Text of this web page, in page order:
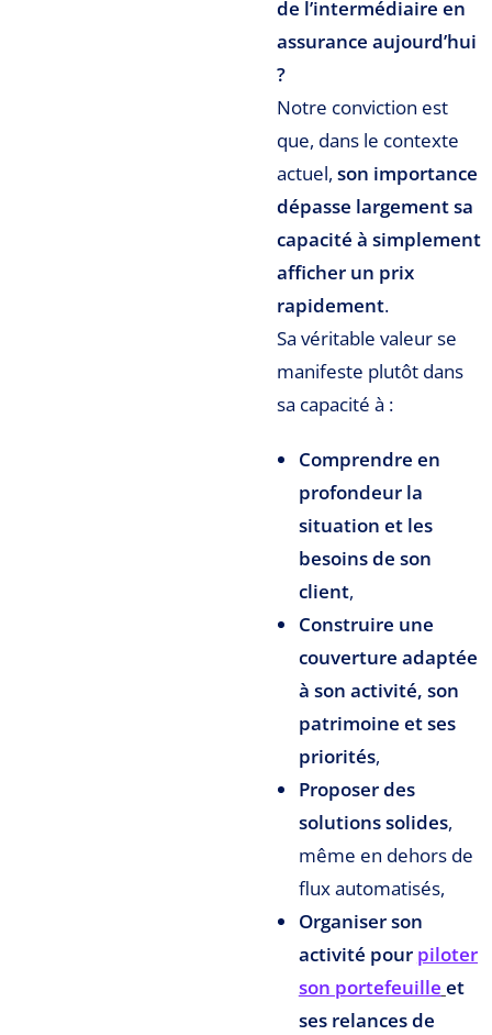
de l’intermédiaire en
assurance aujourd’hui
?
Notre conviction est
que, dans le contexte
actuel, son importance
dépasse largement sa
capacité à simplement
afficher un prix
rapidement.
Sa véritable valeur se
manifeste plutôt dans
sa capacité à :
Comprendre en
profondeur la
situation et les
besoins de son
client,
Construire une
couverture adaptée
à son activité, son
patrimoine et ses
priorités,
Proposer des
solutions solides,
même en dehors de
flux automatisés,
Organiser son
activité pour piloter
son portefeuille et
ses relances de